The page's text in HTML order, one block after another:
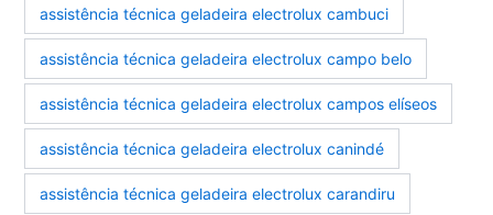
assistência técnica geladeira electrolux cambuci
assistência técnica geladeira electrolux campo belo
assistência técnica geladeira electrolux campos elíseos
assistência técnica geladeira electrolux canindé
assistência técnica geladeira electrolux carandiru